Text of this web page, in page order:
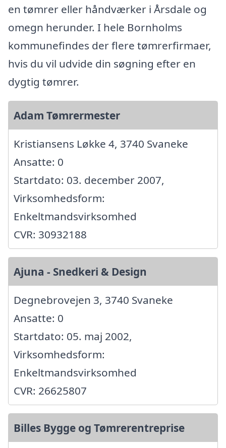
en tømrer eller håndværker i Årsdale og
omegn herunder. I hele Bornholms
kommunefindes der flere tømrerfirmaer,
hvis du vil udvide din søgning efter en
dygtig tømrer.
Adam Tømrermester
Kristiansens Løkke 4, 3740 Svaneke
Ansatte: 0
Startdato: 03. december 2007,
Virksomhedsform:
Enkeltmandsvirksomhed
CVR: 30932188
Ajuna - Snedkeri & Design
Degnebrovejen 3, 3740 Svaneke
Ansatte: 0
Startdato: 05. maj 2002,
Virksomhedsform:
Enkeltmandsvirksomhed
CVR: 26625807
Billes Bygge og Tømrerentreprise